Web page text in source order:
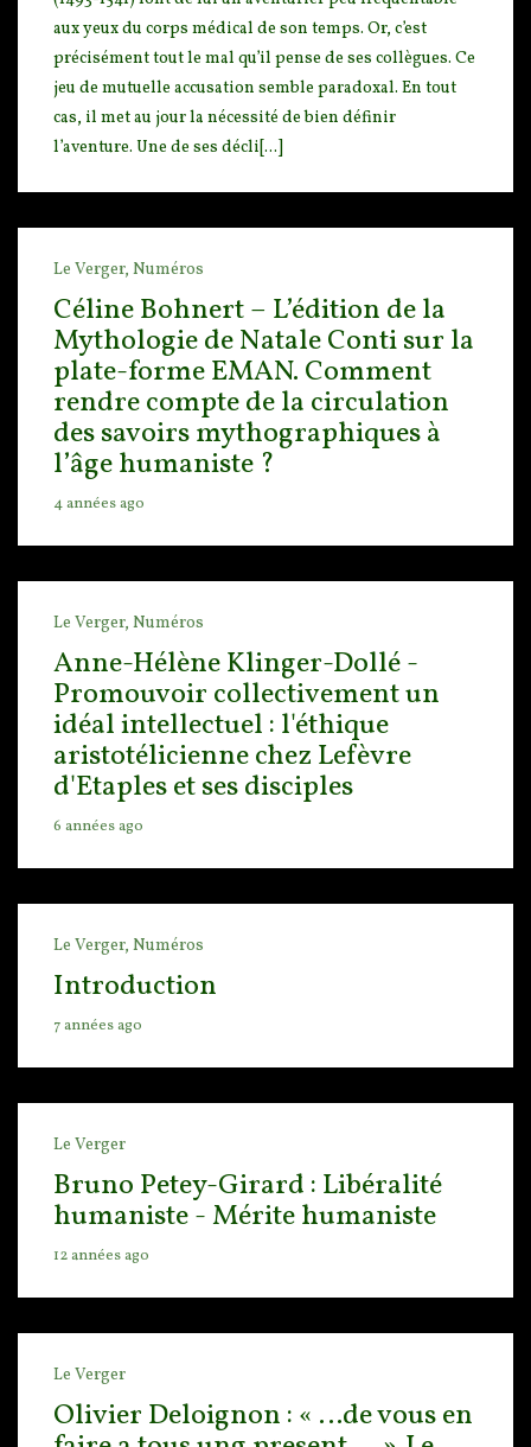
aux yeux du corps médical de son temps. Or, c’est
précisément tout le mal qu’il pense de ses collègues. Ce
jeu de mutuelle accusation semble paradoxal. En tout
cas, il met au jour la nécessité de bien définir
l’aventure. Une de ses décli[...]
Le Verger, Numéros
Céline Bohnert – L’édition de la
Mythologie de Natale Conti sur la
plate-forme EMAN. Comment
rendre compte de la circulation
des savoirs mythographiques à
l’âge humaniste ?
4 années ago
Le Verger, Numéros
Anne-Hélène Klinger-Dollé -
Promouvoir collectivement un
idéal intellectuel : l'éthique
aristotélicienne chez Lefèvre
d'Etaples et ses disciples
6 années ago
Le Verger, Numéros
Introduction
7 années ago
Le Verger
Bruno Petey-Girard : Libéralité
humaniste - Mérite humaniste
12 années ago
Le Verger
Olivier Deloignon : « …de vous en